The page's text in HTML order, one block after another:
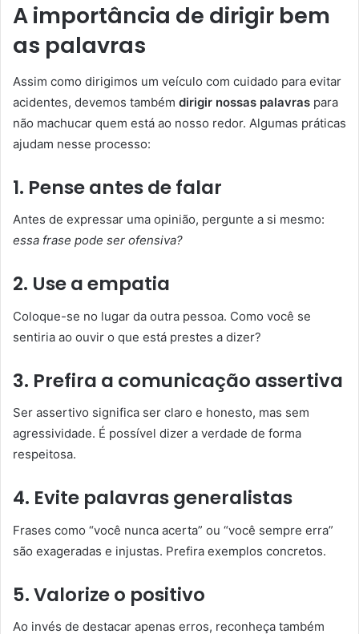
A importância de dirigir bem
as palavras
Assim como dirigimos um veículo com cuidado para evitar
acidentes, devemos também dirigir nossas palavras para
não machucar quem está ao nosso redor. Algumas práticas
ajudam nesse processo:
1. Pense antes de falar
Antes de expressar uma opinião, pergunte a si mesmo:
essa frase pode ser ofensiva?
2. Use a empatia
Coloque-se no lugar da outra pessoa. Como você se
sentiria ao ouvir o que está prestes a dizer?
3. Prefira a comunicação assertiva
Ser assertivo significa ser claro e honesto, mas sem
agressividade. É possível dizer a verdade de forma
respeitosa.
4. Evite palavras generalistas
Frases como “você nunca acerta” ou “você sempre erra”
são exageradas e injustas. Prefira exemplos concretos.
5. Valorize o positivo
Ao invés de destacar apenas erros, reconheça também